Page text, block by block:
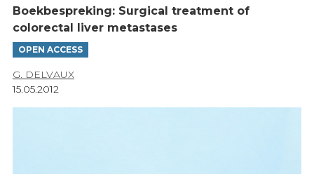
Boekbespreking: Surgical treatment of
colorectal liver metastases
OPEN ACCESS
G. DELVAUX
15.05.2012